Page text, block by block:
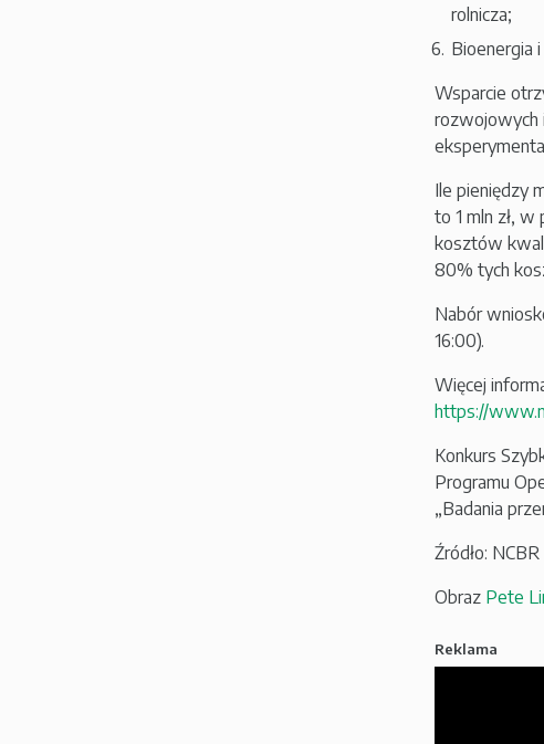
rolnicza;
Bioenergia i
Wsparcie
rozwojowych
Ile pieniędzy
to 1 mln zł,
kosztów
80% tych
Nabór
16:00).
Więcej
https://
Konkurs
Programu
„Badania
Źródło: NCBR
Obraz Pete
Reklama